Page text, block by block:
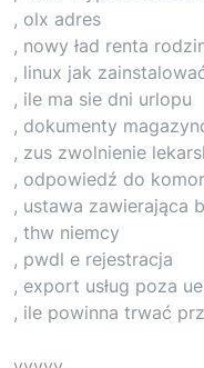
, olx adres
, nowy ład renta
, linux jak
, ile ma sie dni urlopu
, dokumenty
, zus zwolnienie
, odpowiedź do
, ustawa zawierająca
, thw niemcy
, pwdl e rejestracja
, export usług poza ue
, ile powinna trwać